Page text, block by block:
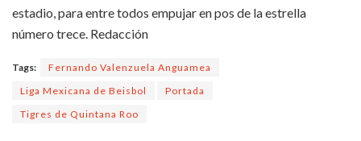
estadio, para entre todos empujar en pos de la estrella
número trece. Redacción
Tags:
Fernando Valenzuela Anguamea
Liga Mexicana de Beisbol
Portada
Tigres de Quintana Roo